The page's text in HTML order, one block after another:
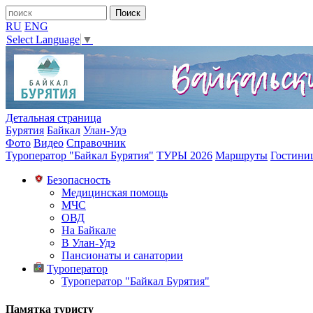
RU ENG
Select Language ▼
Детальная страница
Бурятия Байкал Улан-Удэ
Фото Видео Справочник
Туроператор "Байкал Бурятия" ТУРЫ 2026 Маршруты
Безопасность
Медицинская помощь
МЧС
ОВД
На Байкале
В Улан-Удэ
Пансионаты и санатории
Туроператор
Туроператор "Байкал Бурятия"
Памятка туристу